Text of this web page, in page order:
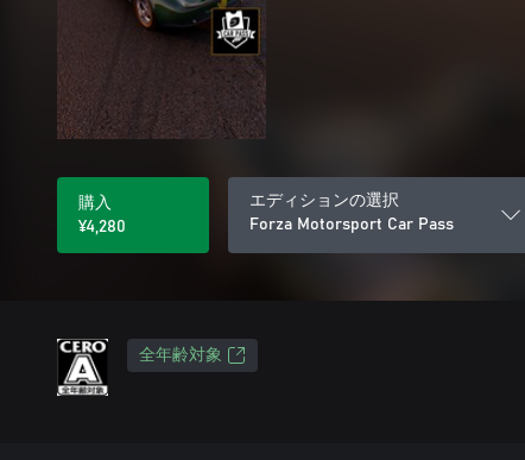
購入
¥4,280
エディションの選択
Forza Motorsport Car Pass
全年齢対象